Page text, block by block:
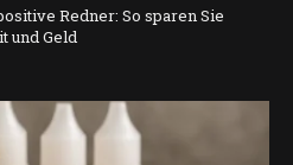
Redner: So sparen Sie
und Geld